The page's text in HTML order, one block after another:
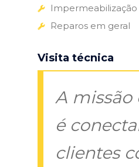
Impermeabilização
Reparos em geral
Visita técnica
A missão
é
clientes